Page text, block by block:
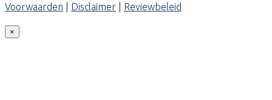
Voorwaarden
Disclaimer Reviewbeleid
×